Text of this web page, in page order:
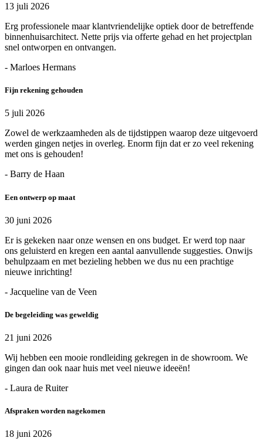
13 juli 2026
Erg professionele maar klantvriendelijke optiek door de betreffende
binnenhuisarchitect. Nette prijs via offerte gehad en het projectplan
snel ontworpen en ontvangen.
- Marloes Hermans
Fijn rekening gehouden
5 juli 2026
Zowel de werkzaamheden als de tijdstippen waarop deze uitgevoerd
werden gingen netjes in overleg. Enorm fijn dat er zo veel rekening
met ons is gehouden!
- Barry de Haan
Een ontwerp op maat
30 juni 2026
Er is gekeken naar onze wensen en ons budget. Er werd top naar
ons geluisterd en kregen een aantal aanvullende suggesties. Onwijs
behulpzaam en met bezieling hebben we dus nu een prachtige
nieuwe inrichting!
- Jacqueline van de Veen
De begeleiding was geweldig
21 juni 2026
Wij hebben een mooie rondleiding gekregen in de showroom. We
gingen dan ook naar huis met veel nieuwe ideeën!
- Laura de Ruiter
Afspraken worden nagekomen
18 juni 2026